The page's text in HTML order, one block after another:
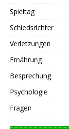
Spieltag
Schiedsrichter
Verletzungen
Ernährung
Besprechung
Psychologie
Fragen